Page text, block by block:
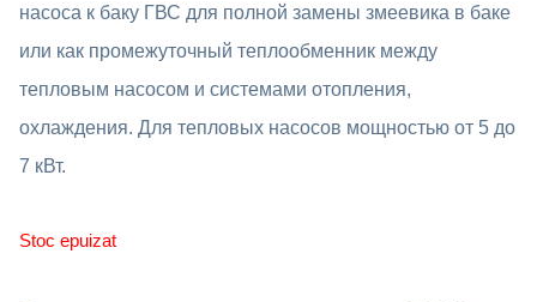
насоса к баку ГВС для полной замены змеевика в баке
или как промежуточный теплообменник между
тепловым насосом и системами отопления,
охлаждения. Для тепловых насосов мощностью от 5 до
7 кВт.
Stoc epuizat